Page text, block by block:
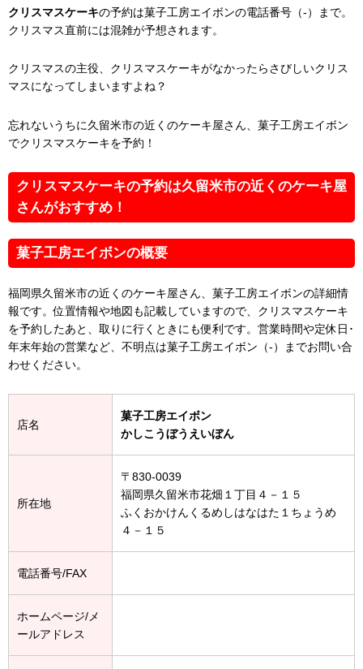
クリスマスケーキの予約は菓子工房エイボンの電話番号（-）まで。
クリスマス直前には混雑が予想されます。
クリスマスの主役、クリスマスケーキがなかったらさびしいクリス
マスになってしまいますよね？
忘れないうちに久留米市の近くのケーキ屋さん、菓子工房エイボン
でクリスマスケーキを予約！
クリスマスケーキの予約は久留米市の近くのケーキ屋
さんがおすすめ！
菓子工房エイボンの概要
福岡県久留米市の近くのケーキ屋さん、菓子工房エイボンの詳細情
報です。位置情報や地図も記載していますので、クリスマスケーキ
を予約したあと、取りに行くときにも便利です。営業時間や定休日･
年末年始の営業など、不明点は菓子工房エイボン（-）までお問い合
わせください。
店名
菓子工房エイボン
かしこうぼうえいぼん
所在地
〒830-0039
福岡県久留米市花畑１丁目４－１５
ふくおかけんくるめしはなはた１ちょうめ
４－１５
電話番号/FAX
ホームページ/メ
ールアドレス